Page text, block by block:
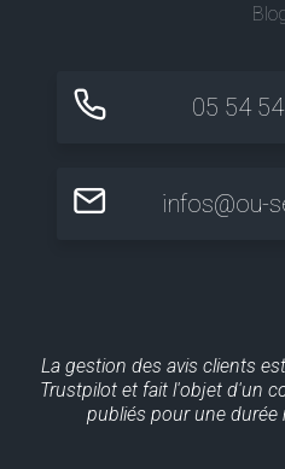
05 54
infos@ou-
La gestion des avis clients
Trustpilot et fait l'objet d'un
publiés pour une durée